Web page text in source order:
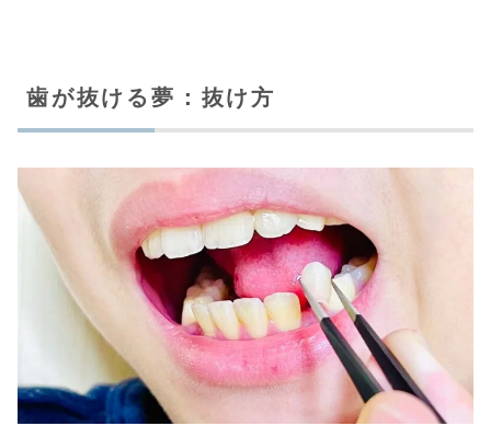
歯が抜ける夢：抜け方